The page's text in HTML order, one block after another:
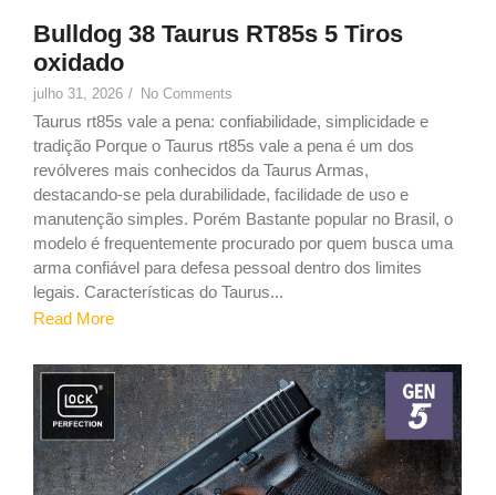
Bulldog 38 Taurus RT85s 5 Tiros
oxidado
julho 31, 2026 / No Comments
Taurus rt85s vale a pena: confiabilidade, simplicidade e
tradição Porque o Taurus rt85s vale a pena é um dos
revólveres mais conhecidos da Taurus Armas,
destacando-se pela durabilidade, facilidade de uso e
manutenção simples. Porém Bastante popular no Brasil, o
modelo é frequentemente procurado por quem busca uma
arma confiável para defesa pessoal dentro dos limites
legais. Características do Taurus...
Read More
9